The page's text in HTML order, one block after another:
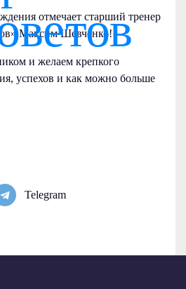
отмечает старший тренер
Максим Шевченко!
и желаем крепкого
успехов и как можно больше
Telegram